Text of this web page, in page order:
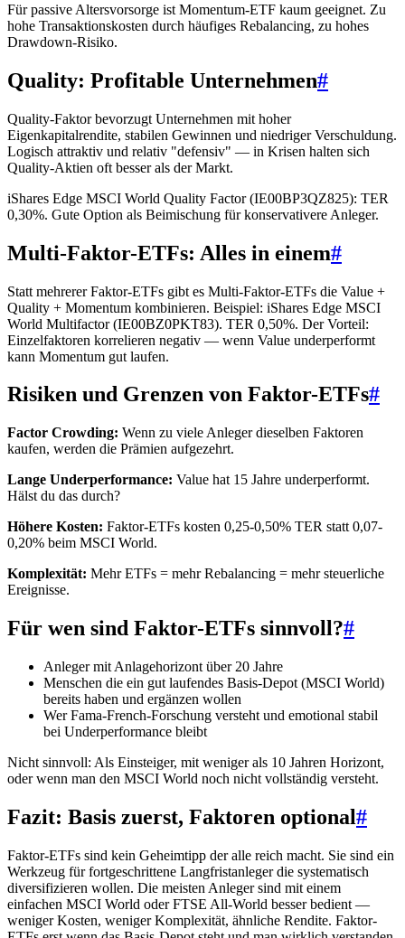
Für passive Altersvorsorge ist Momentum-ETF kaum geeignet. Zu
hohe Transaktionskosten durch häufiges Rebalancing, zu hohes
Drawdown-Risiko.
Quality: Profitable Unternehmen#
Quality-Faktor bevorzugt Unternehmen mit hoher
Eigenkapitalrendite, stabilen Gewinnen und niedriger Verschuldung.
Logisch attraktiv und relativ "defensiv" — in Krisen halten sich
Quality-Aktien oft besser als der Markt.
iShares Edge MSCI World Quality Factor (IE00BP3QZ825): TER
0,30%. Gute Option als Beimischung für konservativere Anleger.
Multi-Faktor-ETFs: Alles in einem#
Statt mehrerer Faktor-ETFs gibt es Multi-Faktor-ETFs die Value +
Quality + Momentum kombinieren. Beispiel: iShares Edge MSCI
World Multifactor (IE00BZ0PKT83). TER 0,50%. Der Vorteil:
Einzelfaktoren korrelieren negativ — wenn Value underperformt
kann Momentum gut laufen.
Risiken und Grenzen von Faktor-ETFs#
Factor Crowding: Wenn zu viele Anleger dieselben Faktoren
kaufen, werden die Prämien aufgezehrt.
Lange Underperformance: Value hat 15 Jahre underperformt.
Hälst du das durch?
Höhere Kosten: Faktor-ETFs kosten 0,25-0,50% TER statt 0,07-
0,20% beim MSCI World.
Komplexität: Mehr ETFs = mehr Rebalancing = mehr steuerliche
Ereignisse.
Für wen sind Faktor-ETFs sinnvoll?#
Anleger mit Anlagehorizont über 20 Jahre
Menschen die ein gut laufendes Basis-Depot (MSCI World)
bereits haben und ergänzen wollen
Wer Fama-French-Forschung versteht und emotional stabil
bei Underperformance bleibt
Nicht sinnvoll: Als Einsteiger, mit weniger als 10 Jahren Horizont,
oder wenn man den MSCI World noch nicht vollständig versteht.
Fazit: Basis zuerst, Faktoren optional#
Faktor-ETFs sind kein Geheimtipp der alle reich macht. Sie sind ein
Werkzeug für fortgeschrittene Langfristanleger die systematisch
diversifizieren wollen. Die meisten Anleger sind mit einem
einfachen MSCI World oder FTSE All-World besser bedient —
weniger Kosten, weniger Komplexität, ähnliche Rendite. Faktor-